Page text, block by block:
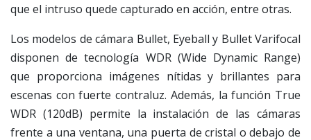
que el intruso quede capturado en acción, entre otras.
Los modelos de cámara Bullet, Eyeball y Bullet Varifocal
disponen de tecnología WDR (Wide Dynamic Range)
que proporciona imágenes nítidas y brillantes para
escenas con fuerte contraluz. Además, la función True
WDR (120dB) permite la instalación de las cámaras
frente a una ventana, una puerta de cristal o debajo de